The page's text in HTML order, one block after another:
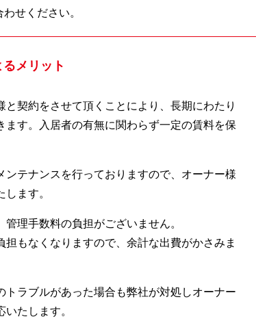
せください。
メリット
契約をさせて頂くことにより、長期にわたり
ます。入居者の有無に関わらず一定の賃料を保
ンテナンスを行っておりますので、オーナー様
ます。
理手数料の負担がございません。
担もなくなりますので、余計な出費がかさみま
トラブルがあった場合も弊社が対処しオーナー
たします。